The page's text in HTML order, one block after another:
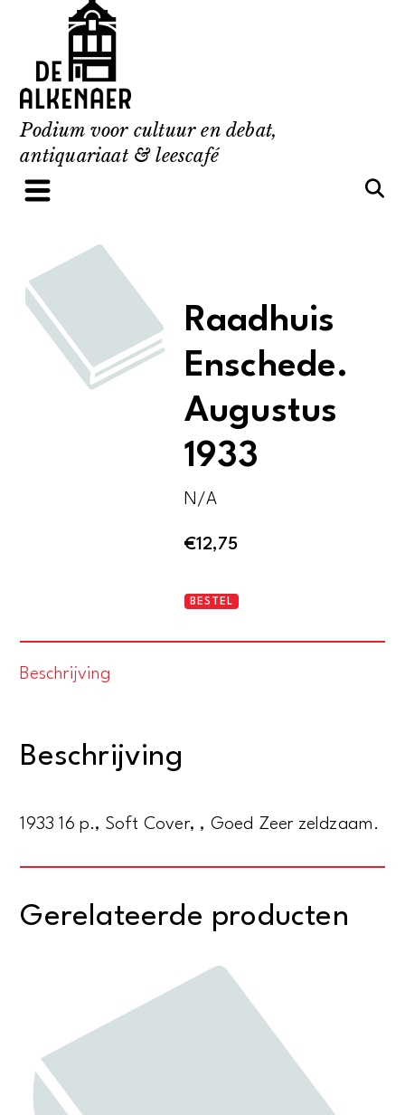
content
Podium voor cultuur en debat,
antiquariaat & leescafé
Raadhuis
Enschede.
Augustus
1933
N/A
€12,75
Raadhuis
BESTEL
Beschrijving
Beschrijving
1933 16 p., Soft Cover, , Goed Zeer zeldzaam.
Gerelateerde producten